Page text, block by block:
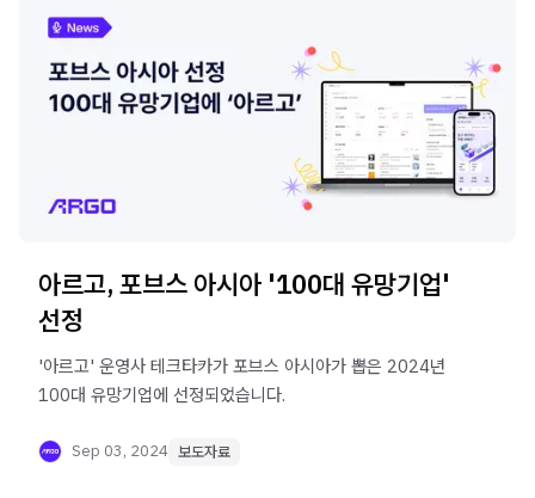
아르고, 포브스 아시아 '100대 유망기업'
선정
'아르고' 운영사 테크타카가 포브스 아시아가 뽑은 2024년
100대 유망기업에 선정되었습니다.
Sep 03, 2024 보도자료